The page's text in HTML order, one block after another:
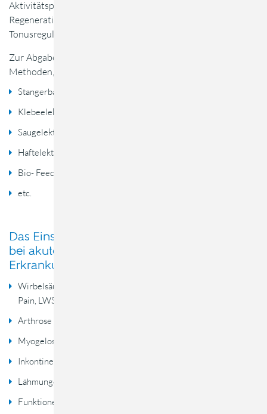
Aktivitätspotentialveränderungen an der Zelle (
Regenerationsverbesserung, Schmerzlinderung),
Tonusregulation oder Tonusstimulation ( Muskeltraining) .
Zur Abgabe des Stromes gibt es invasive und nicht – invasive
Methoden, z.B.
Stangerbad
Klebeelektroden
Saugelektroden
Haftelektroden
Bio- Feedback
etc.
Das Einsatzgebiet ist wie bereits angedeutet
bei akuten, chronischen sowie degenerativen
Erkrankungen, z.B.:
Wirbelsäulenschmerzen nicht zentraler Genese (Low-Back-
Pain, LWS- Syndrom)
Arthrose
Myogelosen
Inkontinenz ( bei Abschwächung der Beckenbodenmuskulatur)
Lähmungen ( zur Diagnostik und Behandlung)
Funktionelle Durchblutungsstörungen